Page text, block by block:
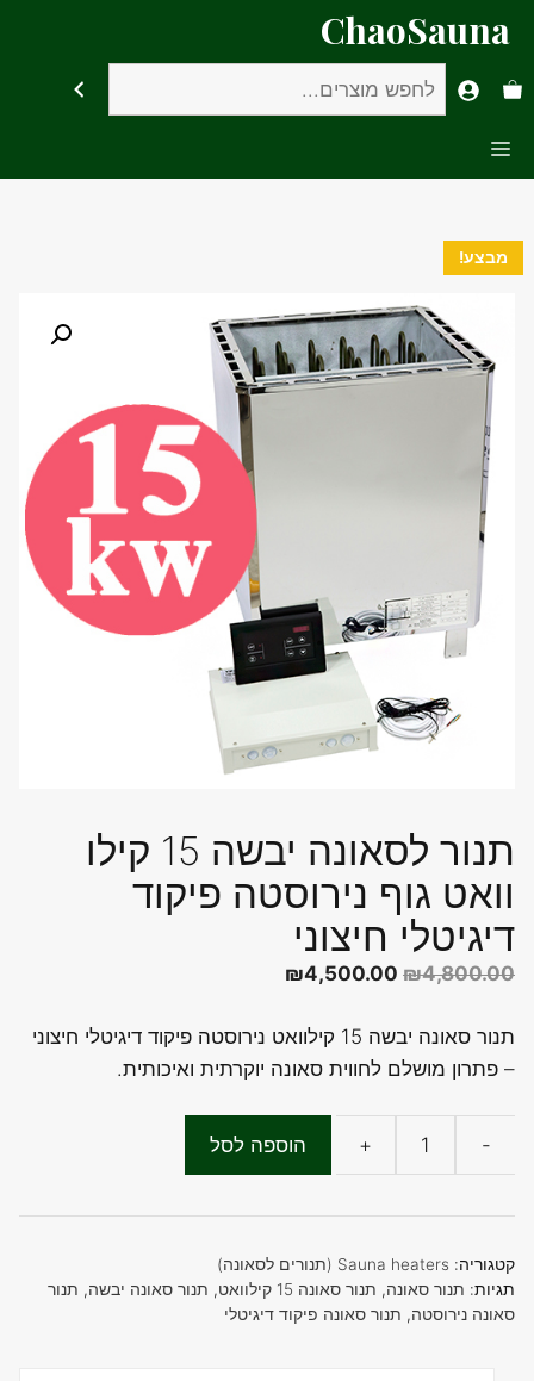
לתוכןChaoSauna
Menu
חיפוש
מבצע!
תנור לסאונה יבשה 15 קילו
וואט גוף נירוסטה פיקוד
דיגיטלי חיצוני
₪4,800.00
המחיר
היה:
₪4,800.00.
₪4,500.00
הוא:
₪4,500.00.
תנור סאונה יבשה 15 קילוואט נירוסטה פיקוד דיגיטלי חיצוני
– פתרון מושלם לחווית סאונה יוקרתית ואיכותית.
-
כמות
תנור
לסאונה
יבשה
15
+ הוספה לסל
קטגוריה: Sauna heaters (תנורים לסאונה)
תגיות: תנור סאונה, תנור סאונה 15 קילוואט , תנור סאונה יבשה, תנור
סאונה נירוסטה, תנור סאונה פיקוד דיגיטלי